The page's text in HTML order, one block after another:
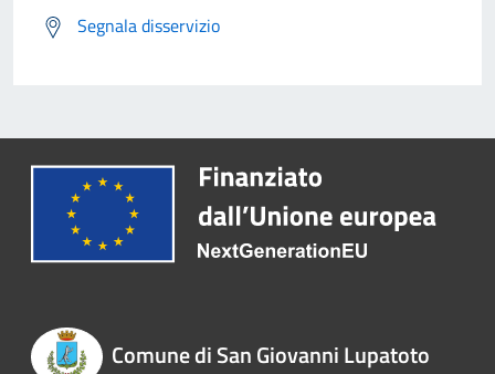
Segnala disservizio
Comune di San Giovanni Lupatoto